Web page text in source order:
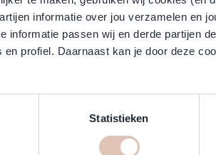
informatie over jou verzamelen en
informatie passen wij en derde partijen
profiel. Daarnaast kan je door deze
Statistieken